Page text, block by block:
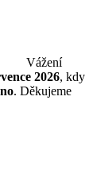
hřiště
Vážení
2026, kdy
. Děkujeme